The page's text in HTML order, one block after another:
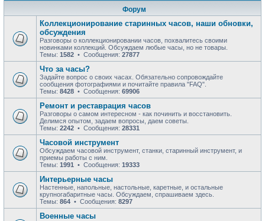
Форум
Коллекционирование старинных часов, наши обновки,
обсуждения
Разговоры о коллекционировании часов, похвалитесь своими
новинками коллекций. Обсуждаем любые часы, но не товары.
Темы: 1582 • Сообщения: 27877
Что за часы?
Задайте вопрос о своих часах. Обязательно сопровождайте
сообщения фотографиями и почитайте правила "FAQ".
Темы: 8428 • Сообщения: 69906
Ремонт и реставрация часов
Разговоры о самом интересном - как починить и восстановить.
Делимся опытом, задаем вопросы, даем советы.
Темы: 2242 • Сообщения: 28331
Часовой инструмент
Обсуждаем часовой инструмент, станки, старинный инструмент, и
приемы работы с ним.
Темы: 1991 • Сообщения: 19333
Интерьерные часы
Настенные, напольные, настольные, каретные, и остальные
крупногабаритные часы. Обсуждаем, спрашиваем здесь.
Темы: 864 • Сообщения: 8297
Военные часы